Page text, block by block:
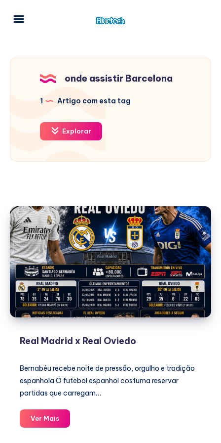
onde assistir Barcelona
1 Artigo com esta tag
Explorar
Real Madrid x Real Oviedo
Bernabéu recebe noite de pressão, orgulho e tradição
espanhola O futebol espanhol costuma reservar
partidas que carregam…
Ver MaisReal
Madrid